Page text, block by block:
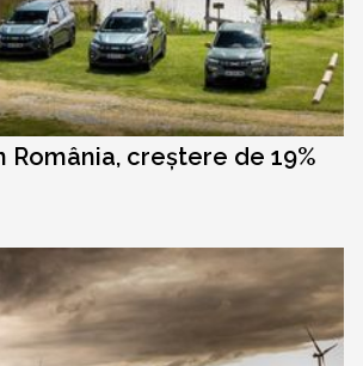
România, creștere de 19%